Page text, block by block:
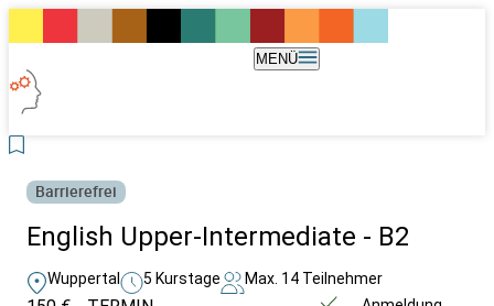
MENÜ
Barrierefrei
English Upper-Intermediate - B2
Wuppertal 5 Kurstage Max. 14 Teilnehmer